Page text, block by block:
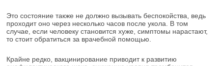
Это состояние также не должно вызывать беспокойства, ведь
проходит оно через несколько часов после укола. В том
случае, если человеку становится хуже, симптомы нарастают,
то стоит обратиться за врачебной помощью.
Крайне редко, вакцинирование приводит к развитию